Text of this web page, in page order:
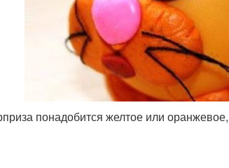
понадобится желтое или